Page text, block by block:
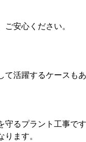
安心ください。
活躍するケースも
るプラント工事です
ます。